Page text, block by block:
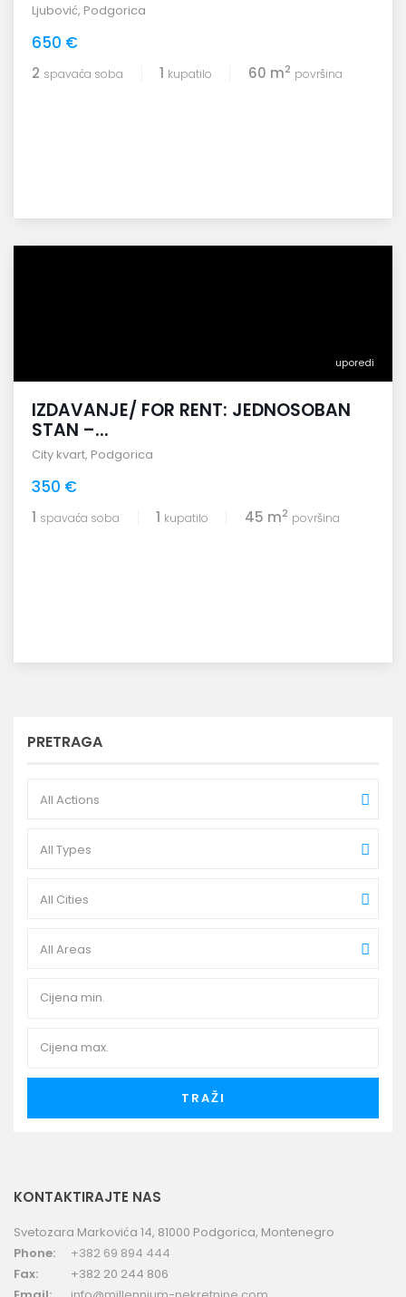
Ljubović, Podgorica
650 €
2 spavaća soba 1 kupatilo 60 m2 površina
uporedi
IZDAVANJE/ FOR RENT: JEDNOSOBAN
STAN –...
City kvart, Podgorica
350 €
1 spavaća soba 1 kupatilo 45 m2 površina
PRETRAGA
All Actions
All Types
All Cities
All Areas
TRAŽI
KONTAKTIRAJTE NAS
Svetozara Markovića 14, 81000 Podgorica, Montenegro
Phone:
+382 69 894 444
Fax:
+382 20 244 806